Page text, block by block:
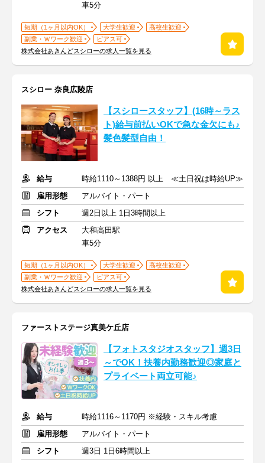
車5分
短期（1ヶ月以内OK） 大学生歓迎
高校生歓迎
副業・Ｗワーク歓迎
ピアス可
株式会社あきんどスシローの求人一覧を見る
スシロー 奈良広陵店
【スシロースタッフ】(16時～ラス
ト)給与前払いOKで急な金欠にも♪
髪色髪型自由！
給与
時給1110～1388円 以上 ≪土日祝は時給UP≫
雇用形態
アルバイト・パート
シフト
週2日以上 1日3時間以上
アクセス
大和高田駅
車5分
短期（1ヶ月以内OK） 大学生歓迎
高校生歓迎
副業・Ｗワーク歓迎
ピアス可
株式会社あきんどスシローの求人一覧を見る
ファーストステージ真美ケ丘店
【フォトスタジオスタッフ】週3日
～でOK！扶養内勤務歓迎◎家庭と
プライベート両立可能♪
給与
時給1116～1170円 ※経験・スキル考慮
雇用形態
アルバイト・パート
シフト
週3日 1日6時間以上